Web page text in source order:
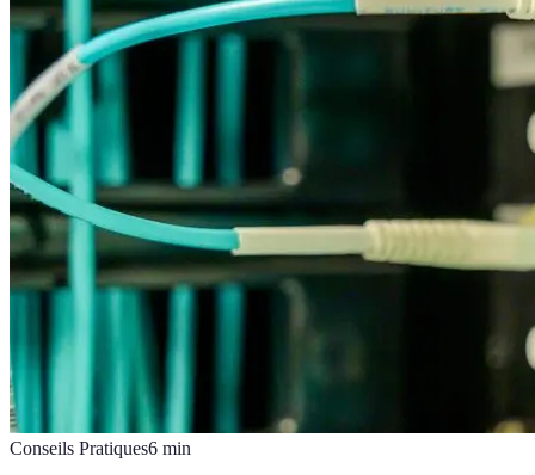
Conseils Pratiques6 min